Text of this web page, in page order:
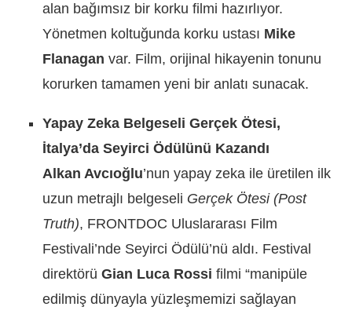
alan bağımsız bir korku filmi hazırlıyor.
Yönetmen koltuğunda korku ustası Mike
Flanagan var. Film, orijinal hikayenin tonunu
korurken tamamen yeni bir anlatı sunacak.
Yapay Zeka Belgeseli Gerçek Ötesi,
İtalya’da Seyirci Ödülünü Kazandı
Alkan Avcıoğlu’nun yapay zeka ile üretilen ilk
uzun metrajlı belgeseli Gerçek Ötesi (Post
Truth), FRONTDOC Uluslararası Film
Festivali’nde Seyirci Ödülü’nü aldı. Festival
direktörü Gian Luca Rossi filmi “manipüle
edilmiş dünyayla yüzleşmemizi sağlayan